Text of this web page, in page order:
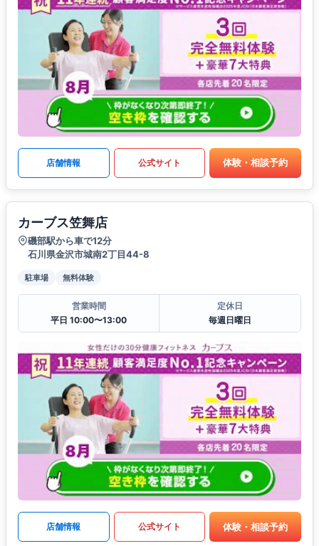
店舗情報 公式サイト 体験・相談予約
カーブス笠舞店
磯部駅から車で12分
石川県金沢市城南2丁目44-8
駐車場 無料体験
営業時間
平日 10:00〜13:00
定休日
毎週日曜日
店舗情報 公式サイト 体験・相談予約